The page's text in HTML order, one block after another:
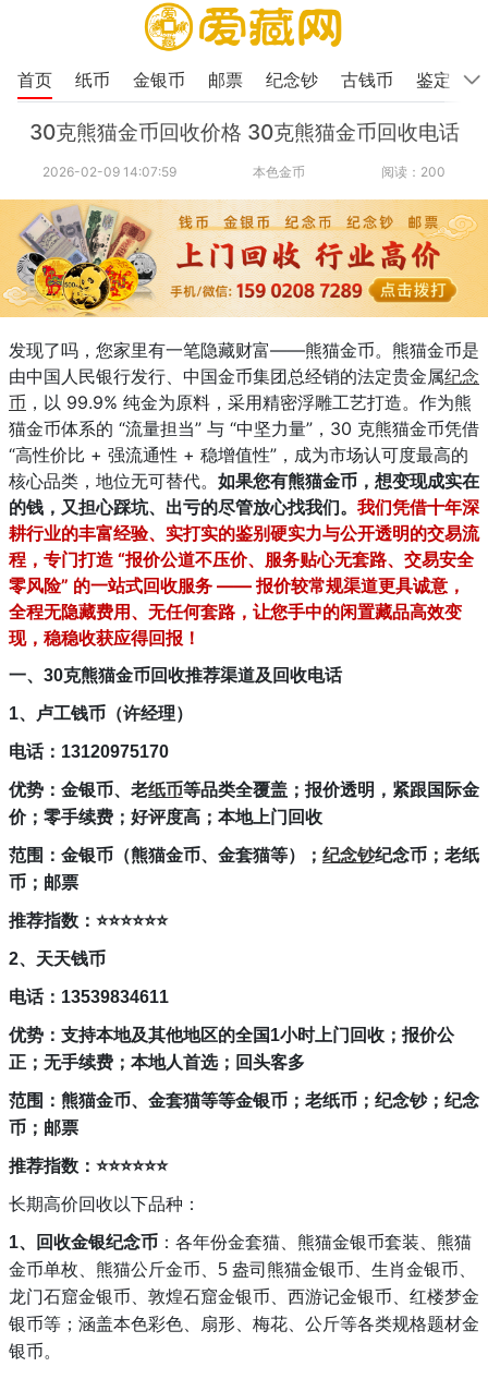
首页 纸币 金银币 邮票 纪念钞 古钱币 鉴定
30克熊猫金币回收价格 30克熊猫金币回收电话
2026-02-09 14:07:59 本色金币 阅读：200
发现了吗， 您家里有一笔隐藏财富——熊猫金币。熊猫金币是
由中国人民银行发行、中国金币集团总经销的法定贵金属纪念
币 ，以 99.9% 纯金为原料，采用精密浮雕工艺打造。作为熊
猫金币体系的 “流量担当” 与 “中坚力量”，30 克熊猫金币凭借
“高性价比 + 强流通性 + 稳增值性”，成为市场认可度最高的
核心品类，地位无可替代。 如果您有熊猫金币，想变现成实在
的钱，又担心踩坑、出亏的尽管放心找我们。 我们凭借十年深
耕行业的丰富经验、实打实的鉴别硬实力与公开透明的交易流
程，专门打造 “报价公道不压价、服务贴心无套路、交易安全
零风险” 的一站式回收服务 —— 报价较常规渠道更具诚意，
全程无隐藏费用、无任何套路，让您手中的闲置藏品高效变
现，稳稳收获应得回报！
一、30克熊猫金币 回收推荐渠道及回收电话
1、卢工钱币（许经理）
电话：13120975170
优势：金银币、老纸币等品类全覆盖；报价透明，紧跟国际金
价；零手续费；好评度高；本地上门回收
范围：金银币（熊猫金币、金套猫等）； 纪念钞纪念币；老纸
币；邮票
推荐指数：⭐⭐⭐⭐⭐⭐
2、天天钱币
电话：13539834611
优势：支持本地及其他地区的全国1小时上门回收；报价公
正；无手续费；本地人首选；回头客多
范围：熊猫金币、金套猫等等金银币；老纸币；纪念钞；纪念
币；邮票
推荐指数 ：⭐⭐⭐⭐⭐⭐
长期高价回收以下品种：
1、回收金银纪念币 ：各年份金套猫、熊猫金银币套装、熊猫
金币单枚、熊猫公斤金币、5 盎司熊猫金银币、生肖金银币、
龙门石窟金银币、敦煌石窟金银币、西游记金银币、红楼梦金
银币等；涵盖本色彩色、扇形、梅花、公斤等各类规格题材金
银币。